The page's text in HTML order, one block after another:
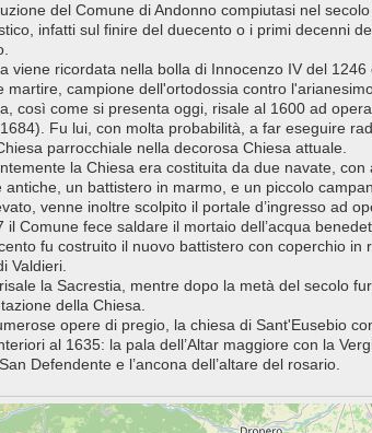
del Comune di Andonno compiutasi nel
infatti sul finire del duecento o i primi decenni
viene ricordata nella bolla di Innocenzo IV del
martire, campione dell'ortodossia contro
così come si presenta oggi, risale al 1600 ad
Fu lui, con molta probabilità, a far eseguire
parrocchiale nella decorosa Chiesa attuale.
la Chiesa era costituita da due navate,
antiche, un battistero in marmo, e un piccolo
venne inoltre scolpito il portale d’ingresso ad
il Comune fece saldare il mortaio dell’acqua
fu costruito il nuovo battistero con coperchio
Valdieri.
la Sacrestia, mentre dopo la metà del secolo
della Chiesa.
opere di pregio, la chiesa di Sant'Eusebio
al 1635: la pala dell’Altar maggiore con la
Defendente e l’ancona dell’altare del rosario.